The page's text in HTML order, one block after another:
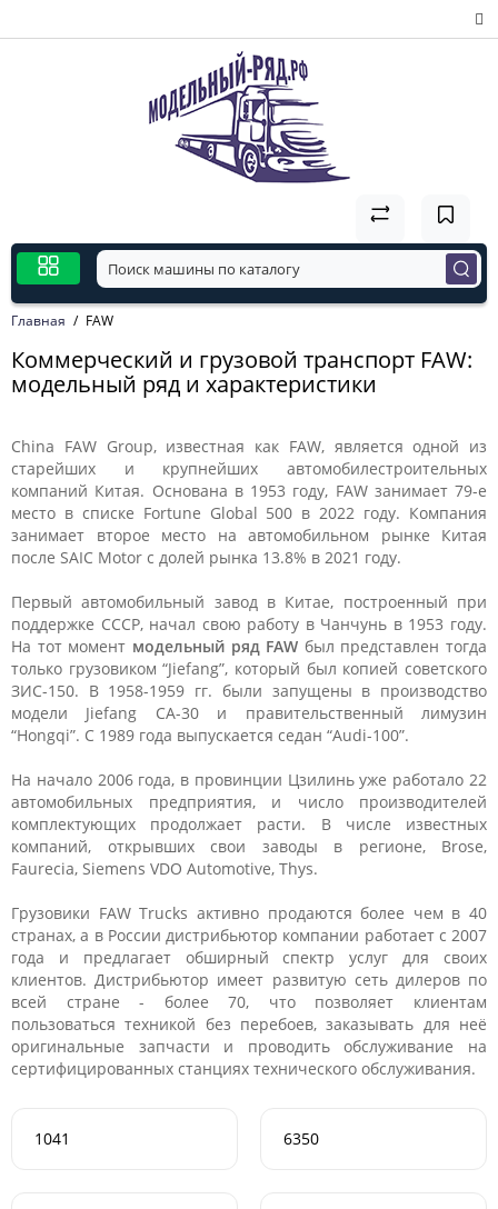
Главная FAW
Коммерческий и грузовой транспорт FAW:
модельный ряд и характеристики
China FAW Group, известная как FAW, является одной из
старейших и крупнейших автомобилестроительных
компаний Китая. Основана в 1953 году, FAW занимает 79-е
место в списке Fortune Global 500 в 2022 году. Компания
занимает второе место на автомобильном рынке Китая
после SAIC Motor с долей рынка 13.8% в 2021 году.
Первый автомобильный завод в Китае, построенный при
поддержке СССР, начал свою работу в Чанчунь в 1953 году.
На тот момент модельный ряд FAW был представлен тогда
только грузовиком “Jiefang”, который был копией советского
ЗИС-150. В 1958-1959 гг. были запущены в производство
модели Jiefang CA-30 и правительственный лимузин
“Hongqi”. С 1989 года выпускается седан “Audi-100”.
На начало 2006 года, в провинции Цзилинь уже работало 22
автомобильных предприятия, и число производителей
комплектующих продолжает расти. В числе известных
компаний, открывших свои заводы в регионе, Brose,
Faurecia, Siemens VDO Automotive, Thys.
Грузовики FAW Trucks активно продаются более чем в 40
странах, а в России дистрибьютор компании работает с 2007
года и предлагает обширный спектр услуг для своих
клиентов. Дистрибьютор имеет развитую сеть дилеров по
всей стране - более 70, что позволяет клиентам
пользоваться техникой без перебоев, заказывать для неё
оригинальные запчасти и проводить обслуживание на
сертифицированных станциях технического обслуживания.
1041 6350